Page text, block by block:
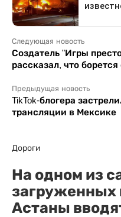
Следующая новость
Создатель "Игры
рассказал, что
Предыдущая новость
TikTok-блогера
трансляции в Мексике
Дороги
На одном из
загруженных
Астаны